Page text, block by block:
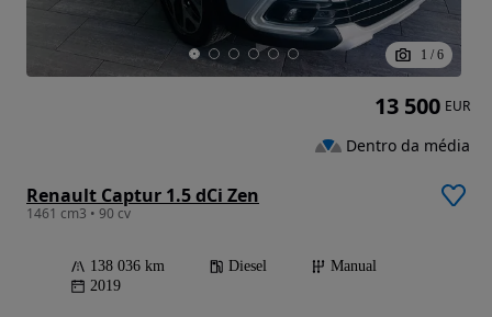
1 / 6
Renault Captur 1.5 dCi Zen
1461 cm3 • 90 cv
138 036 km Diesel
Manual
2019
13 500 EUR
Dentro da média